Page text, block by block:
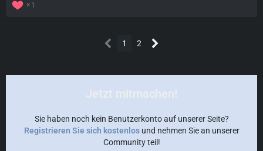
1
1 2
Jetzt mitmachen!
Sie haben noch kein Benutzerkonto auf unserer Seite?
Registrieren Sie sich kostenlosund nehmen Sie an unserer
Community teil!